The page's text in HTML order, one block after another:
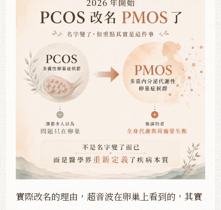
實際改名的理由，超音波在卵巢上看到的，其實